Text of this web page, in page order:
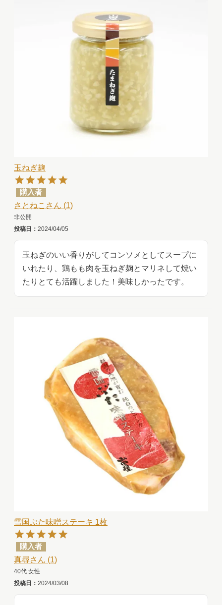
玉ねぎ麹
購入者
さとねこ
1
非公開
投稿日
2024/04/05
玉ねぎのいい香りがしてコンソメとしてスープに
いれたり、鶏もも肉を玉ねぎ麹とマリネして焼い
たりとても活躍しました！美味しかったです。
雪国ぶた味噌ステーキ 1枚
購入者
真尋
1
40代 女性
投稿日
2024/03/08